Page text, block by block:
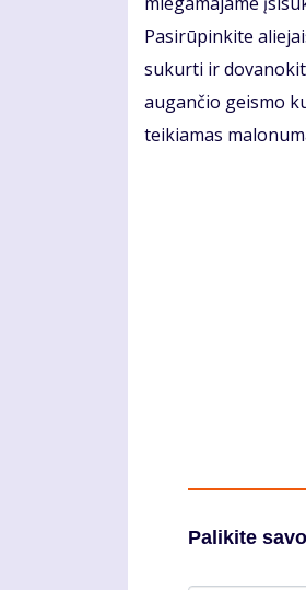
Pasirūpinkite
sukurti ir
augančio geismo
teikiamas
Palikite